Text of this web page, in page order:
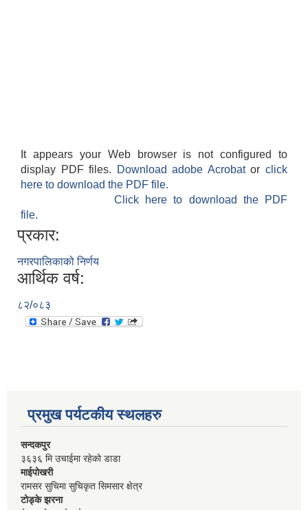
It appears your Web browser is not configured to
display PDF files.
Download adobe Acrobatorclick
here to download the PDF file.
Click here to download the PDF
file.
प्रकार:
नगरपालिकाको निर्णय
आर्थिक वर्ष:
८२/०८३
प्रमुख पर्यटकीय स्थलहरु
सन्दकपुर
३६३६ मि उचाईमा रहेको डाडा
माईपोखरी
रामसर सुचिमा सुचिकृत सिमसार क्षेत्र
टोड्के झरना